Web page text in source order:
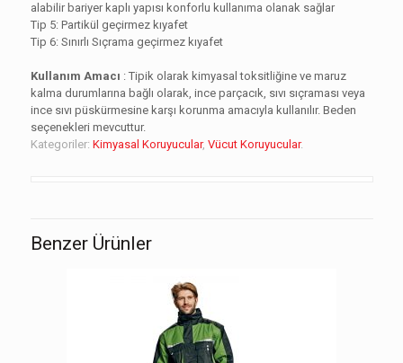
alabilir bariyer kaplı yapısı konforlu kullanıma olanak sağlar
Tip 5: Partikül geçirmez kıyafet
Tip 6: Sınırlı Sıçrama geçirmez kıyafet
Kullanım Amacı : Tipik olarak kimyasal toksitliğine ve maruz
kalma durumlarına bağlı olarak, ince parçacık, sıvı sıçraması veya
ince sıvı püskürmesine karşı korunma amacıyla kullanılır. Beden
seçenekleri mevcuttur.
Kategoriler: Kimyasal Koruyucular, Vücut Koruyucular.
Benzer Ürünler